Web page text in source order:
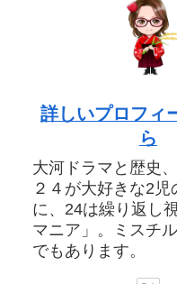
詳しいプロフィ
ら
大河ドラマと歴史
２４が大好きな2児
に、24は繰り返し
マニア」。ミスチ
でもあります。